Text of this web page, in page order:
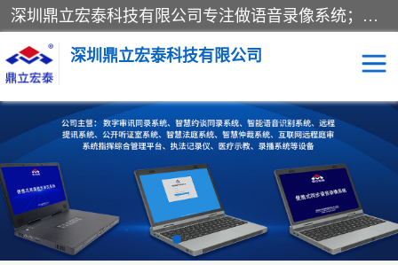
深圳鼎立宏泰科技有限公司专注做语音录像系统；主要服务有：约谈室同步录音录像系统、设计数字询问同步录音录像、数字约谈室同步录音录像、公开听证室、智慧庭审、智能语音识别转写、远程提讯（提审）、记录仪、远程指挥综合管理平台、录播系统等
深圳鼎立宏泰科技有限公司
同步录音录像设备 便携式审讯设备
数字法庭 听证室
远程提讯 语音识别